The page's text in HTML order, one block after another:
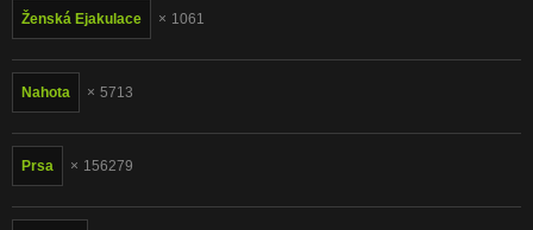
Ženská Ejakulace 1061
Nahota 5713
Prsa 156279